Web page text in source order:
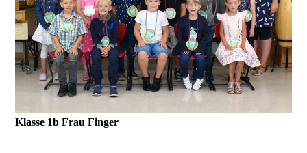
Klasse 1b Frau Finger